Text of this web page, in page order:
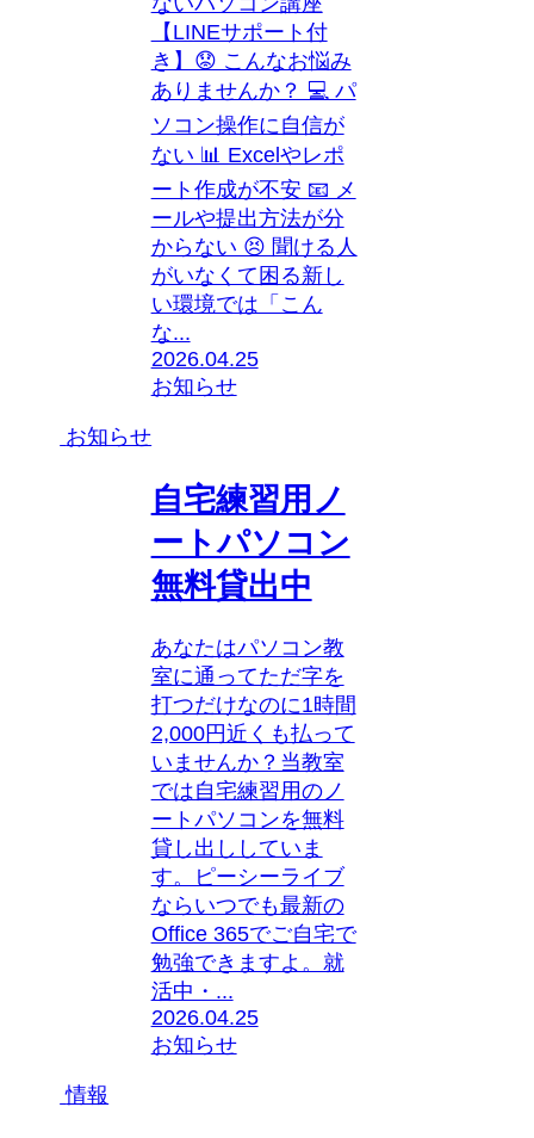
【LINEサポート付
き】😟 こんなお悩み
ありませんか？ 💻 パ
ソコン操作に自信が
ない 📊 Excelやレポ
ート作成が不安 📧 メ
ールや提出方法が分
からない 😣 聞ける人
がいなくて困る新し
い環境では「こん
な...
2026.04.25
お知らせ
お知らせ
自宅練習用ノ
ートパソコン
無料貸出中
あなたはパソコン教
室に通ってただ字を
打つだけなのに1時間
2,000円近くも払って
いませんか？当教室
では自宅練習用のノ
ートパソコンを無料
貸し出ししていま
す。ピーシーライブ
ならいつでも最新の
Office 365でご自宅で
勉強できますよ。就
活中・...
2026.04.25
お知らせ
情報